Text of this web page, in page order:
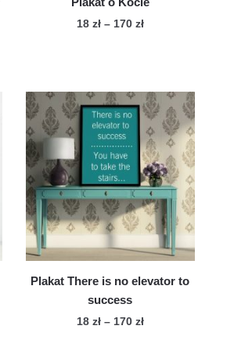
18 zł – 170 złZakres
do
170 zł
ma
wiele
wariantów.
Opcje
można
wybrać
na
stronie
produktu
Plakat There is no elevator to
success
18 zł – 170 złZakres